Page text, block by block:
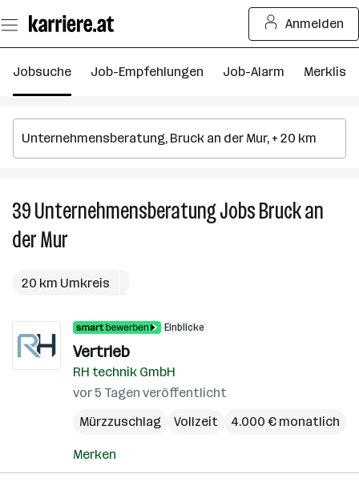
Seiteninhalt
springen
Anmelden
Jobsuche Job-Empfehlungen Job-Alarm Merkliste
39UnternehmensberatungJobsBruck an
der Mur
20 km Umkreis
Einblicke
Vertrieb
RH technik GmbH
vor 5 Tagen veröffentlicht
Mürzzuschlag
Vollzeit 4.000 € monatlich
Merken